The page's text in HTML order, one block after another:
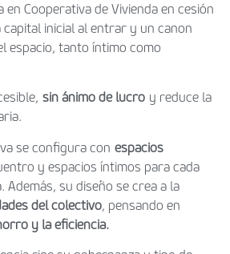
en Cooperativa de Vivienda en cesión
inicial al entrar y un canon
espacio, tanto íntimo como
sin ánimo de lucro y reduce la
se configura con espacios
y espacios íntimos para cada
Además, su diseño se crea a la
del colectivo, pensando en
y la eficiencia.